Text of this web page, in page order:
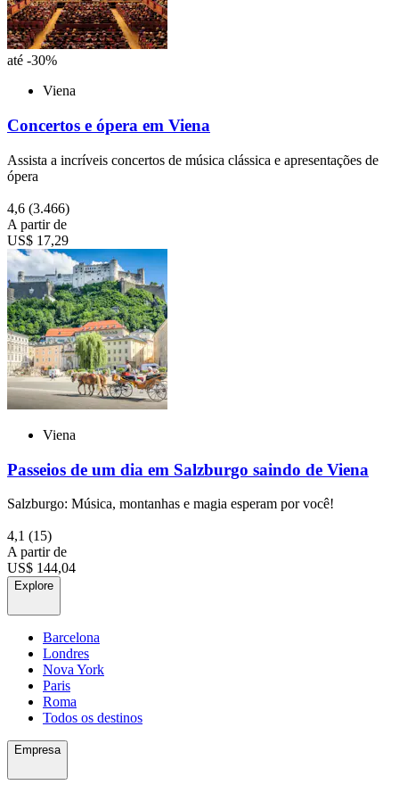
até -30%
Viena
Concertos e ópera em Viena
Assista a incríveis concertos de música clássica e apresentações de
ópera
4,6 (3.466)
A partir de
US$ 17,29
Viena
Passeios de um dia em Salzburgo saindo de Viena
Salzburgo: Música, montanhas e magia esperam por você!
4,1 (15)
A partir de
US$ 144,04
Explore
Barcelona
Londres
Nova York
Paris
Roma
Todos os destinos
Empresa